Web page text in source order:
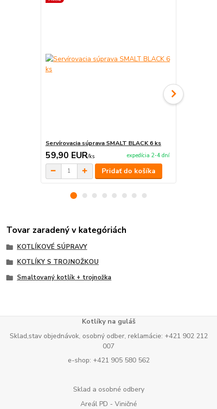
Servírovacia súprava SMALT BLACK 6 ks
59,90 EUR/ks expedícia 2-4 dní
Pridať do košíka
Tovar zaradený v kategóriách
KOTLÍKOVÉ SÚPRAVY
KOTLÍKY S TROJNOŽKOU
Smaltovaný kotlík + trojnožka
Kotlíky na guláš
Sklad,stav objednávok, osobný odber, reklamácie: +421 902 212
007
e-shop: +421 905 580 562
Sklad a osobné odbery
Areál PD - Viničné